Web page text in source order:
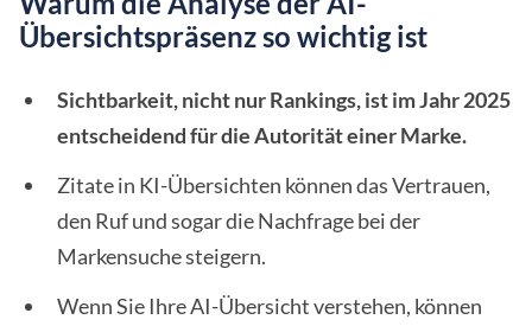
Übersichtspräsenz so wichtig ist
Sichtbarkeit, nicht nur Rankings, ist im Jahr 2025
entscheidend für die Autorität einer Marke.
Zitate in KI-Übersichten können das Vertrauen,
den Ruf und sogar die Nachfrage bei der
Markensuche steigern.
Wenn Sie Ihre AI-Übersicht verstehen, können